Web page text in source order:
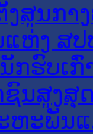
ສູນກາ
ຫ່ງ ສປ
ກຮົບເກົ່
ຊົນສູງສຸ
ຫະພັນ